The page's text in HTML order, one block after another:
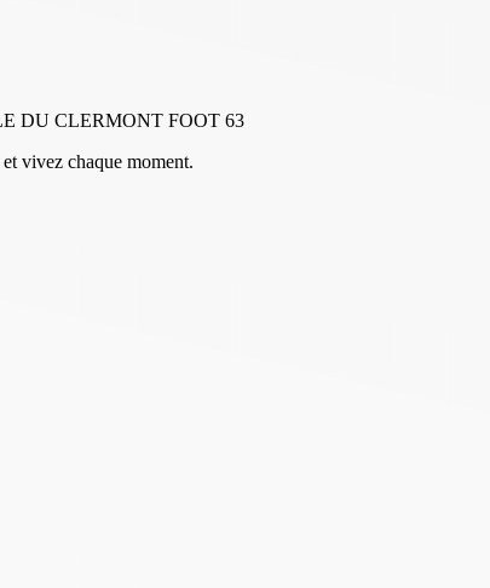
DU CLERMONT FOOT 63
vivez chaque moment.